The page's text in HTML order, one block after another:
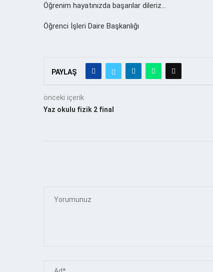
Öğrenim hayatınızda başarılar dileriz…
Öğrenci İşleri Daire Başkanlığı
PAYLAŞ
önceki içerik
Yaz okulu fizik 2 final